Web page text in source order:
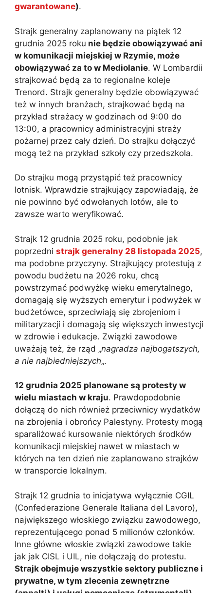
gwarantowane).
Strajk generalny zaplanowany na piątek 12
grudnia 2025 roku nie będzie obowiązywać ani
w komunikacji miejskiej w Rzymie, może
obowiązywać za to w Mediolanie. W Lombardii
strajkować będą za to regionalne koleje
Trenord. Strajk generalny będzie obowiązywać
też w innych branżach, strajkować będą na
przykład strażacy w godzinach od 9:00 do
13:00, a pracownicy administracyjni straży
pożarnej przez cały dzień. Do strajku dołączyć
mogą też na przykład szkoły czy przedszkola.
Do strajku mogą przystąpić też pracownicy
lotnisk. Wprawdzie strajkujący zapowiadają, że
nie powinno być odwołanych lotów, ale to
zawsze warto weryfikować.
Strajk 12 grudnia 2025 roku, podobnie jak
poprzedni strajk generalny 28 listopada 2025,
ma podobne przyczyny. Strajkujący protestują z
powodu budżetu na 2026 roku, chcą
powstrzymać podwyżkę wieku emerytalnego,
domagają się wyższych emerytur i podwyżek w
budżetówce, sprzeciwiają się zbrojeniom i
militaryzacji i domagają się większych inwestycji
w zdrowie i edukacje. Związki zawodowe
uważają też, że rząd „nagradza najbogatszych,
a nie najbiedniejszych„.
12 grudnia 2025 planowane są protesty w
wielu miastach w kraju. Prawdopodobnie
dołączą do nich również przeciwnicy wydatków
na zbrojenia i obrońcy Palestyny. Protesty mogą
sparaliżować kursowanie niektórych środków
komunikacji miejskiej nawet w miastach w
których na ten dzień nie zaplanowano strajków
w transporcie lokalnym.
Strajk 12 grudnia to inicjatywa wyłącznie CGIL
(Confederazione Generale Italiana del Lavoro),
największego włoskiego związku zawodowego,
reprezentującego ponad 5 milionów członków.
Inne główne włoskie związki zawodowe takie
jak jak CISL i UIL, nie dołączają do protestu.
Strajk obejmuje wszystkie sektory publiczne i
prywatne, w tym zlecenia zewnętrzne